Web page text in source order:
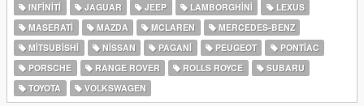
INFINITI
JAGUAR JEEP LAMBORGHINI
LEXUS
MASERATI
MAZDA MCLAREN
MERCEDES-BENZ
MITSUBISHI
NISSAN PAGANI PEUGEOT
PONTIAC
PORSCHE
RANGE ROVER ROLLS ROYCE
SUBARU
TOYOTA
VOLKSWAGEN